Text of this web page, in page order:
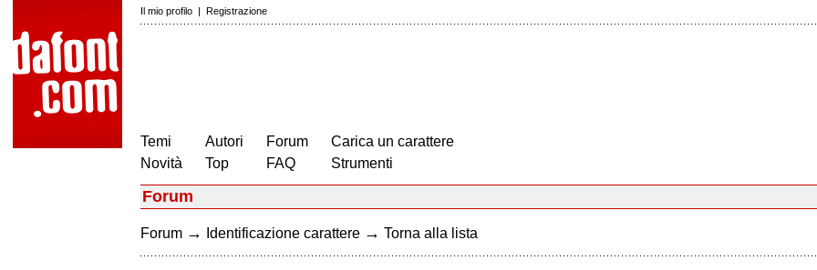
Il mio profilo | Registrazione
Temi
Novità
Autori
Top
Forum
FAQ
Carica un carattere
Strumenti
Forum
Forum → Identificazione carattere → Torna alla lista